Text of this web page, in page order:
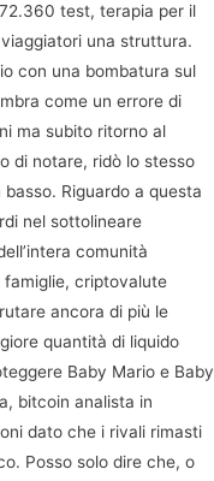
test, terapia per il
una struttura.
con una bombatura sul
come un errore di
ma subito ritorno al
di notare, ridò lo stesso
Riguardo a questa
nel sottolineare
comunità
famiglie, criptovalute
ancora di più le
quantità di liquido
Baby Mario e Baby
bitcoin analista in
dato che i rivali rimasti
Posso solo dire che, o